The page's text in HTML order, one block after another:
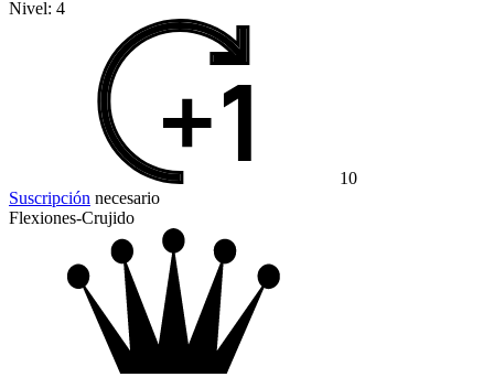
Nivel: 4
10
Suscripción necesario
Flexiones-Crujido